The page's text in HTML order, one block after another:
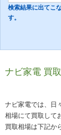
検索結果に出てこ
す。
ナビ家電 買
ナビ家電では、日
相場にて買取して
買取相場は下記か